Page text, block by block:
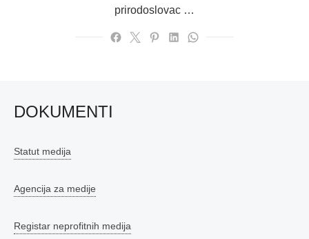
prirodoslovac …
DOKUMENTI
Statut medija
Agencija za medije
Registar neprofitnih medija